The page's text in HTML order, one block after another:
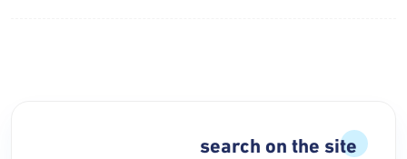
search on the site